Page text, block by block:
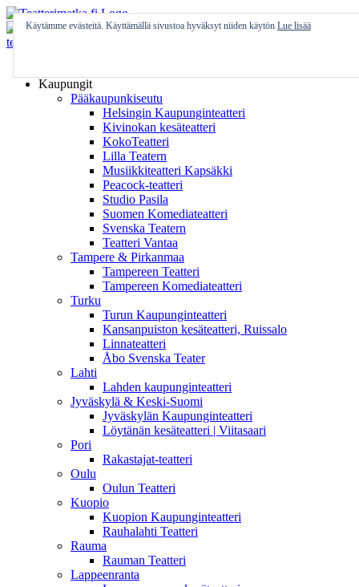
Skip
to
content
Kaupungit
Pääkaupunkiseutu
Helsingin Kaupunginteatteri
Kivinokan kesäteatteri
KokoTeatteri
Lilla Teatern
Musiikkiteatteri Kapsäkki
Peacock-teatteri
Studio Pasila
Suomen Komediateatteri
Svenska Teatern
Teatteri Vantaa
Tampere & Pirkanmaa
Tampereen Teatteri
Tampereen Komediateatteri
Turku
Turun Kaupunginteatteri
Kansanpuiston kesäteatteri, Ruissalo
Linnateatteri
Åbo Svenska Teater
Lahti
Lahden kaupunginteatteri
Jyväskylä & Keski-Suomi
Jyväskylän Kaupunginteatteri
Löytänän kesäteatteri | Viitasaari
Pori
Rakastajat-teatteri
Oulu
Oulun Teatteri
Kuopio
Kuopion Kaupunginteatteri
Rauhalahti Teatteri
Rauma
Rauman Teatteri
Lappeenranta
Käytämme evästeitä. Käyttämällä sivustoa hyväksyt niiden käytön Lue lisää